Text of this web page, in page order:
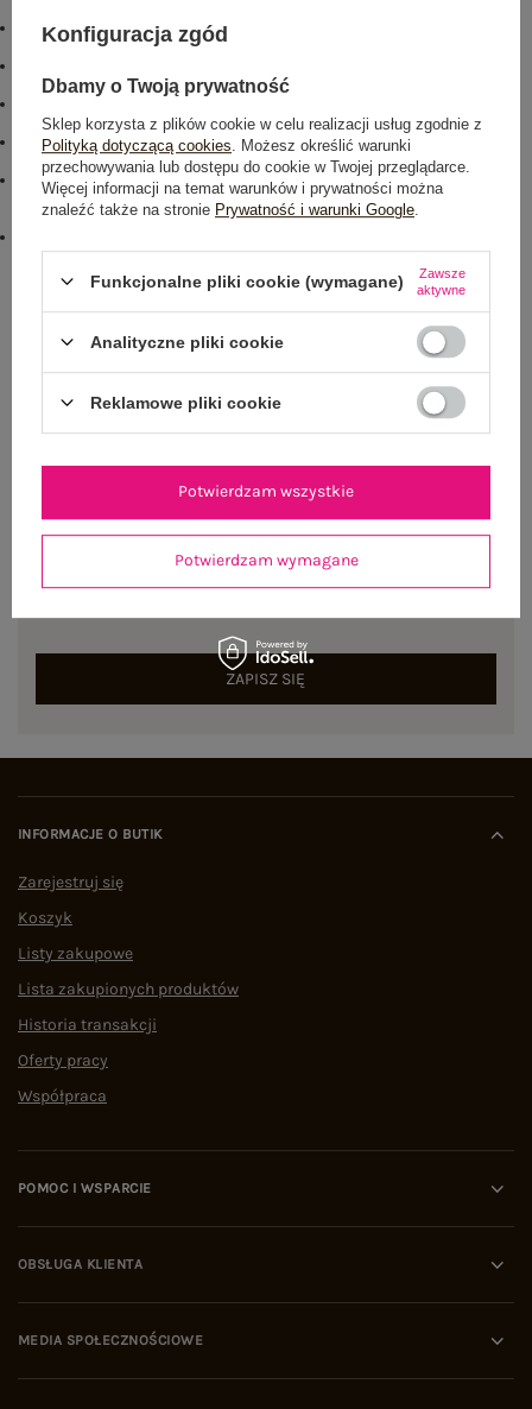
#zapięcie:
guziki
falbana
100% tencel
#sposób prania :
pranie w pralce w 30°C
#modelka:
Modelka ma na sobie rozmiar S. Wymiary modelki: wzrost 173 cm,
biust 90 cm, talia 64 cm, biodra 91 cm
txt_CONTAINS LYOCELL#546070#FFFFFF,dół,lewo,col
Dostępny
NEWSLETTER
Zapisz się do naszego newslettera i otrzymaj 15% zniżki na
ZAPISZ SIĘ
INFORMACJE O BUTIK
Zarejestruj się
Koszyk
Listy zakupowe
Lista zakupionych produktów
Historia transakcji
Oferty pracy
Współpraca
POMOC I WSPARCIE
OBSŁUGA KLIENTA
MEDIA SPOŁECZNOŚCIOWE
Konfiguracja zgód
Dbamy o Twoją prywatność
Sklep korzysta z plików cookie w celu realizacji usług zgodnie z
Polityką dotyczącą cookies . Możesz określić warunki
przechowywania lub dostępu do cookie w Twojej przeglądarce.
Więcej informacji na temat warunków i prywatności można
znaleźć także na stronie Prywatność i warunki Google
Funkcjonalne pliki cookie (wymagane)
Zawsze
aktywne
Analityczne pliki cookie
Reklamowe pliki cookie
Potwierdzam wymagane
Potwierdzam wszystkie